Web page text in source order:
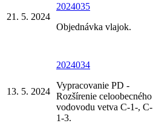
21. 5. 2024
2024035
Objednávka vlajok.
13. 5. 2024
2024034
Vypracovanie PD -
Rozšírenie celoobecného
vodovodu vetva C-1-, C-
1-3.